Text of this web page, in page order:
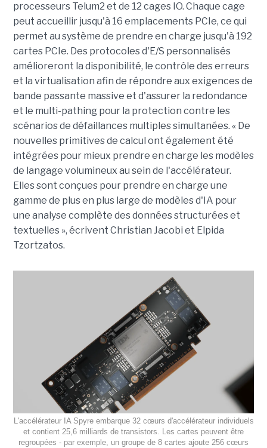
processeurs Telum2 et de 12 cages IO. Chaque cage
peut accueillir jusqu'à 16 emplacements PCIe, ce qui
permet au système de prendre en charge jusqu'à 192
cartes PCIe. Des protocoles d'E/S personnalisés
amélioreront la disponibilité, le contrôle des erreurs
et la virtualisation afin de répondre aux exigences de
bande passante massive et d'assurer la redondance
et le multi-pathing pour la protection contre les
scénarios de défaillances multiples simultanées. « De
nouvelles primitives de calcul ont également été
intégrées pour mieux prendre en charge les modèles
de langage volumineux au sein de l'accélérateur.
Elles sont conçues pour prendre en charge une
gamme de plus en plus large de modèles d'IA pour
une analyse complète des données structurées et
textuelles », écrivent Christian Jacobi et Elpida
Tzortzatos.
L'accélérateur IA Spyre embarque 32 cœurs d'accélérateur individuels
et contient 25,6 milliards de transistors. Les cartes peuvent être
regroupées - par exemple, un groupe de 8 cartes ajoute 256 cœurs